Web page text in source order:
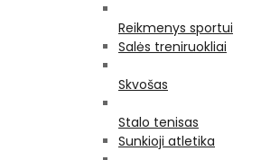
Reikmenys sportui
Salės treniruokliai
Skvošas
Stalo tenisas
Sunkioji atletika